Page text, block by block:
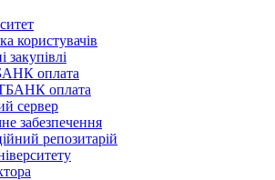
користувачів
закупівлі
оплата
оплата
сервер
забезпечення
репозитарій